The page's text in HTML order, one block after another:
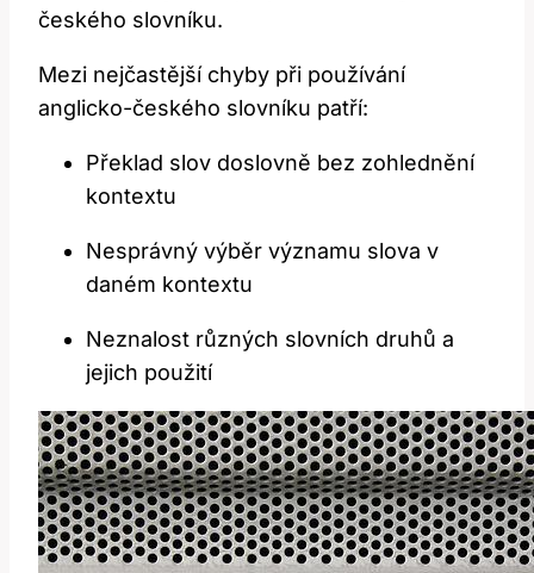
českého slovníku.
Mezi nejčastější​ chyby při používání
anglicko-českého slovníku⁣ patří:
Překlad⁣ slov doslovně ‍bez zohlednění
⁢kontextu
Nesprávný výběr významu slova v
daném⁣ kontextu
Neznalost ‍různých slovních druhů a
jejich použití